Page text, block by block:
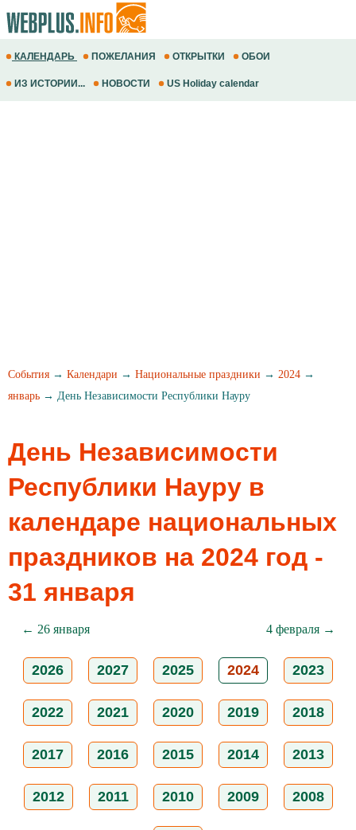
КАЛЕНДАРЬ ПОЖЕЛАНИЯ ОТКРЫТКИ ОБОИ
ИЗ ИСТОРИИ... НОВОСТИ US Holiday calendar
События → Календари → Национальные праздники → 2024 →
январь → День Независимости Республики Науру
День Независимости
Республики Науру в
календаре национальных
праздников на 2024 год -
31 января
← 26 января 4 февраля →
2026 2027 2025 2024 2023
2022 2021 2020 2019 2018
2017 2016 2015 2014 2013
2012 2011 2010 2009 2008